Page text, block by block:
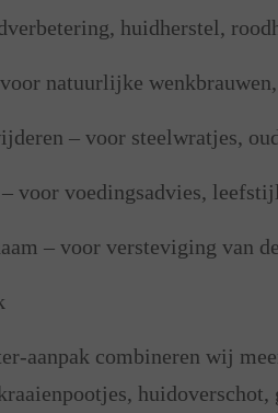
huidherstel,
natuurlijke
– voor steelwratjes,
voor voedingsadvies,
– voor versteviging van
aanpak combineren wij